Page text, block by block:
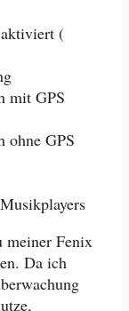
aktiviert (
mit GPS
ohne GPS
meiner Fenix
Da ich